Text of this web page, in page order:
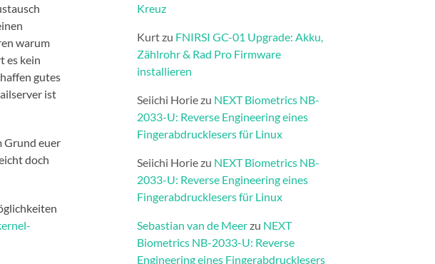
warum
es kein
gutes
ist
Grund euer
doch
Kreuz
Kurtzu FNIRSI GC-01 Upgrade: Akku,
Zählrohr & Rad Pro Firmware
installieren​
Seiichi Horiezu NEXT Biometrics NB-
2033-U: Reverse Engineering eines
Fingerabdrucklesers für Linux
Seiichi Horiezu NEXT Biometrics NB-
2033-U: Reverse Engineering eines
Fingerabdrucklesers für Linux
Sebastian van de Meerzu NEXT
Biometrics NB-2033-U: Reverse
Engineering eines Fingerabdrucklesers